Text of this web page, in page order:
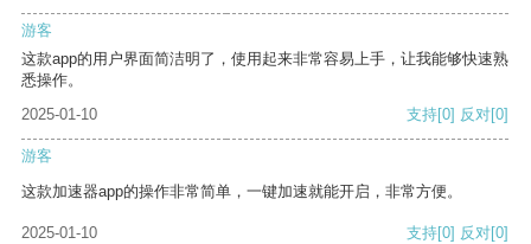
游客
这款app的用户界面简洁明了，使用起来非常容易上手，让我能够快速熟
悉操作。
2025-01-10
支持[0] 反对[0]
游客
这款加速器app的操作非常简单，一键加速就能开启，非常方便。
2025-01-10 支持[0] 反对[0]